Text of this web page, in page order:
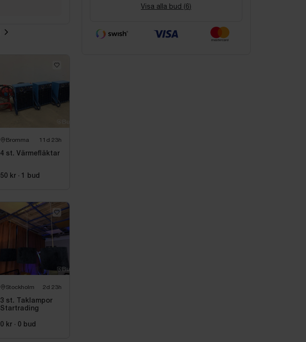
Bromma 11d 23h
4 st. Värmefläktar
50 kr · 1 bud
Stockholm 2d 23h
3 st. Taklampor
Startrading
0 kr · 0 bud
Visa alla bud (6)